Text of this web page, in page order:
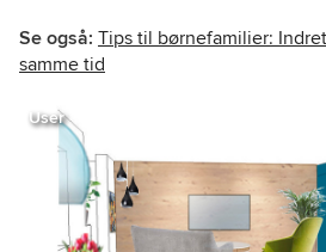
Se også: Tips til børnefamilier:
samme tid
User